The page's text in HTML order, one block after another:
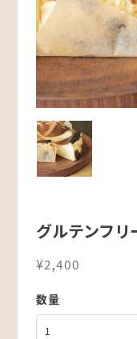
グルテンフリ
¥2,400
数量